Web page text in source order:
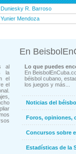
Duniesky R. Barroso
Yunier Mendoza
al
la
el
el
En
Lo que puedes
En
béisbol cubano,
los juegos y más...
Noticias del
Foros, opiniones,
Concursos sobre
Estadísticas de la